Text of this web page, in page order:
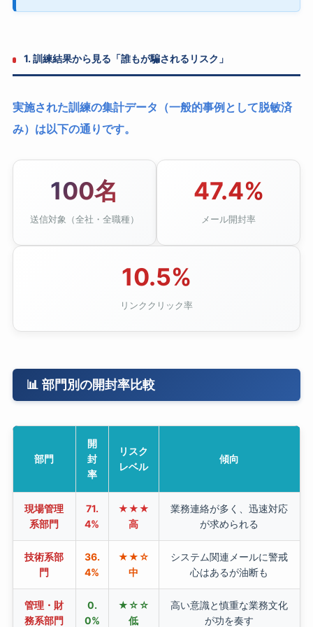
1. 訓練結果から見る「誰もが騙されるリスク」
実施された訓練の集計データ（一般的事例として脱敏済
み）は以下の通りです。
100名
送信対象（全社・全職種）
47.4%
メール開封率
10.5%
リンククリック率
📊 部門別の開封率比較
部門
開
封
率
リスク
レベル
傾向
現場管理
系部門
71.
4%
★★★
高
業務連絡が多く、迅速対応
が求められる
技術系部
門
36.
4%
★★☆
中
システム関連メールに警戒
心はあるが油断も
管理・財
務系部門
0.
0%
★☆☆
低
高い意識と慎重な業務文化
が功を奏す